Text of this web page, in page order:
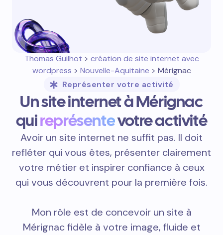
Thomas Guilhot > création de site internet avec
wordpress > Nouvelle-Aquitaine > Mérignac
Représenter votre activité
Un site internet à Mérignac
quireprésentevotre activité
Avoir un site internet ne suffit pas. Il doit
refléter qui vous êtes, présenter clairement
votre métier et inspirer confiance à ceux
qui vous découvrent pour la première fois.
Mon rôle est de concevoir un site à
Mérignac fidèle à votre image, fluide et